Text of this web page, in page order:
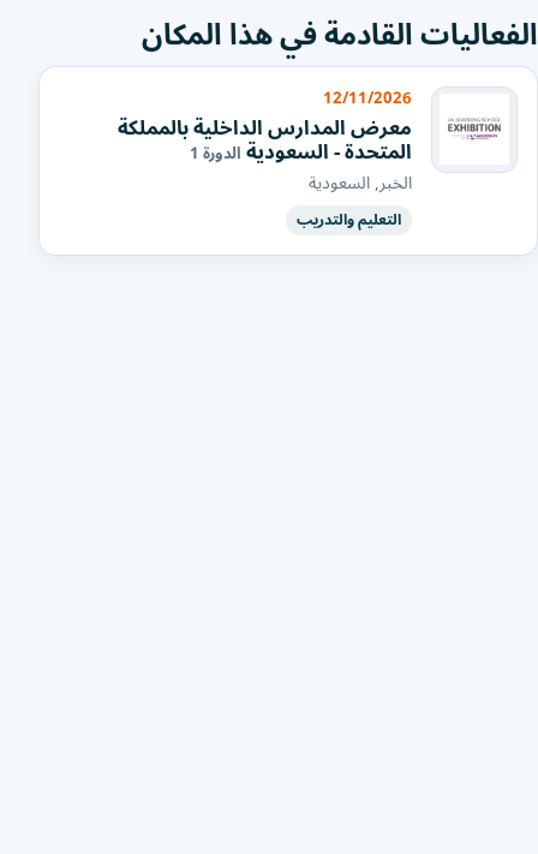
الفعاليات القادمة في هذا المكان
12/11/2026
معرض المدارس الداخلية بالمملكة
المتحدة - السعوديةالدورة 1
الخبر, السعودية
التعليم والتدريب